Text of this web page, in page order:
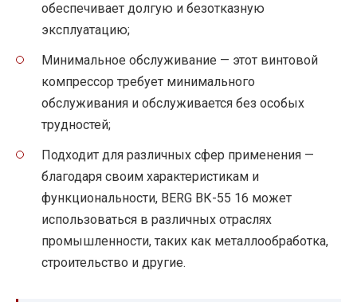
обеспечивает долгую и безотказную
эксплуатацию;
Минимальное обслуживание — этот винтовой
компрессор требует минимального
обслуживания и обслуживается без особых
трудностей;
Подходит для различных сфер применения —
благодаря своим характеристикам и
функциональности, BERG ВК-55 16 может
использоваться в различных отраслях
промышленности, таких как металлообработка,
строительство и другие.